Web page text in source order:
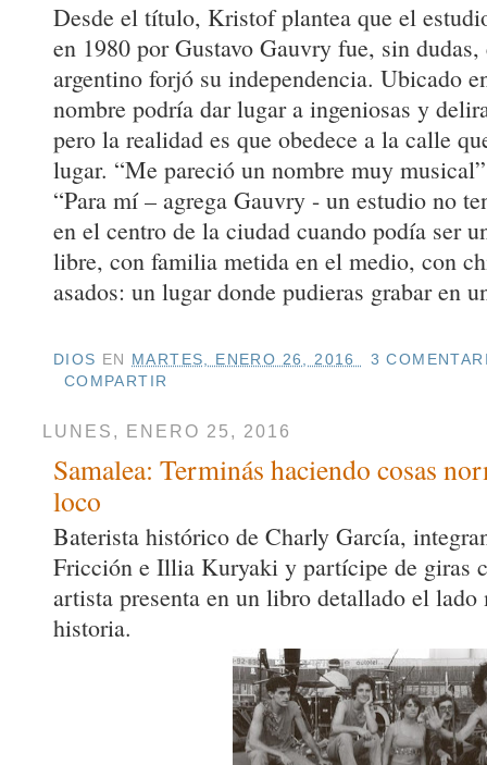
Desde el título, Kristof plantea que el
en 1980 por Gustavo Gauvry fue, sin
argentino forjó su independencia. Ubicado
nombre podría dar lugar a ingeniosas y
pero la realidad es que obedece a la calle
lugar. “Me pareció un nombre muy
“Para mí – agrega Gauvry - un estudio no
en el centro de la ciudad cuando podía ser
libre, con familia metida en el medio, con
asados: un lugar donde pudieras grabar en
DIOS EN MARTES, ENERO 26, 2016
3
COMPARTIR
LUNES, ENERO 25, 2016
Samalea: Terminás haciendo cosas
loco
Baterista histórico de Charly García,
Fricción e Illia Kuryaki y partícipe de giras
artista presenta en un libro detallado el lado
historia.